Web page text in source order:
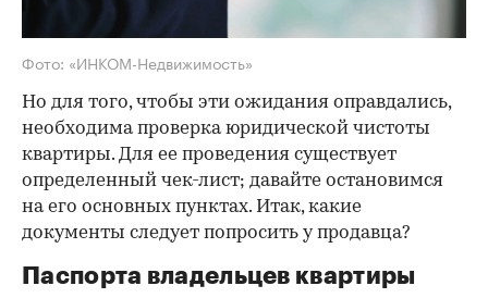
Фото: «ИНКОМ-Недвижимость»
Но для того, чтобы эти ожидания оправдались,
необходима проверка юридической чистоты
квартиры. Для ее проведения существует
определенный чек-лист; давайте остановимся
на его основных пунктах. Итак, какие
документы следует попросить у продавца?
Паспорта владельцев квартиры